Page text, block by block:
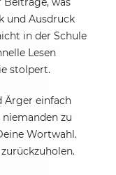
und Ausdruck
in der Schule
Lesen
stolpert.
Ärger einfach
zu
Wortwahl.